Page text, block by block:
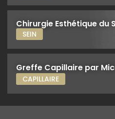
Chirurgie Esthétique du
SEIN
Greffe Capillaire par
CAPILLAIRE